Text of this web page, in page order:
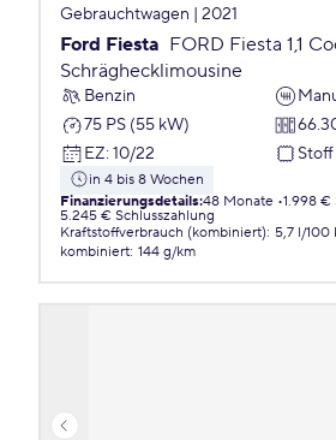
Gebrauchtwagen | 2021
Ford Fiesta FORD Fiesta 1,1
Schräghecklimousine
Benzin
75 PS (55 kW)
EZ: 10/22 Stoff
in 4 bis 8 Wochen
Finanzierungsdetails:48 Monate 1.998 €
5.245 € Schlusszahlung
Kraftstoffverbrauch (kombiniert): 5,7 l/100
kombiniert: 144 g/km